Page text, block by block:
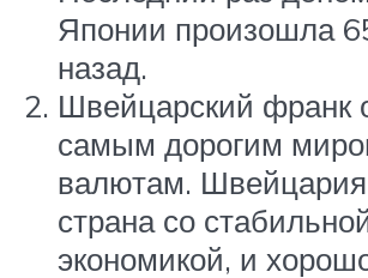
Японии произошла
назад.
Швейцарский франк
самым дорогим
валютам.
страна со
экономикой, и